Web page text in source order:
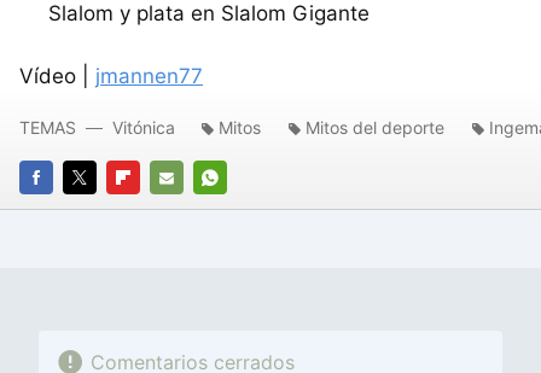
Slalom y plata en Slalom Gigante
Vídeo | jmannen77
FACEBOOK
TWITTERFLIPBOARD
E-
WHATSAPP
TEMAS Vitónica Mitos Mitos del deporte
Comentarios cerrados